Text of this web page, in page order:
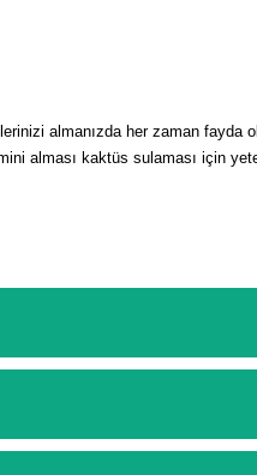
almanızda her zaman fayda
alması kaktüs sulaması için
kredi kartı ile